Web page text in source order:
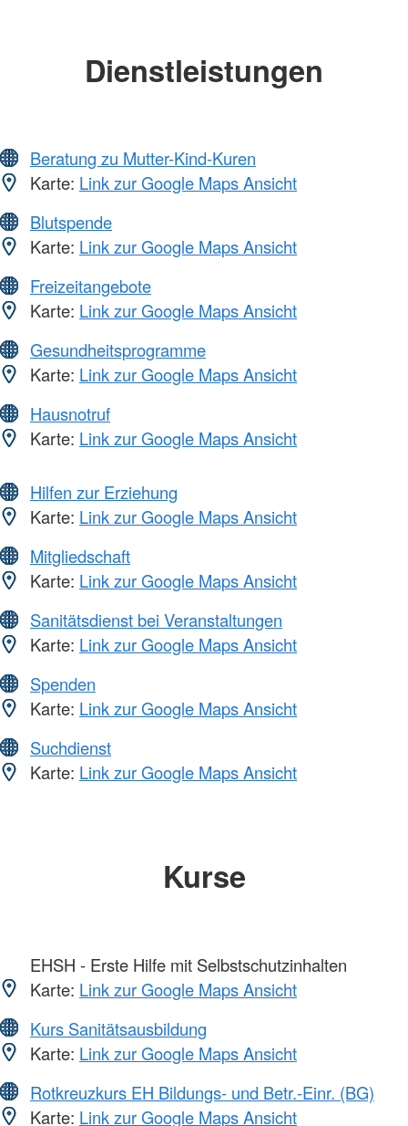
Dienstleistungen
Beratung zu Mutter-Kind-Kuren
Karte: Link zur Google Maps Ansicht
Blutspende
Karte: Link zur Google Maps Ansicht
Freizeitangebote
Karte: Link zur Google Maps Ansicht
Gesundheitsprogramme
Karte: Link zur Google Maps Ansicht
Hausnotruf
Karte: Link zur Google Maps Ansicht
Hilfen zur Erziehung
Karte: Link zur Google Maps Ansicht
Mitgliedschaft
Karte: Link zur Google Maps Ansicht
Sanitätsdienst bei Veranstaltungen
Karte: Link zur Google Maps Ansicht
Spenden
Karte: Link zur Google Maps Ansicht
Suchdienst
Karte: Link zur Google Maps Ansicht
Kurse
EHSH - Erste Hilfe mit Selbstschutzinhalten
Karte: Link zur Google Maps Ansicht
Kurs Sanitätsausbildung
Karte: Link zur Google Maps Ansicht
Rotkreuzkurs EH Bildungs- und Betr.-Einr. (BG)
Karte: Link zur Google Maps Ansicht